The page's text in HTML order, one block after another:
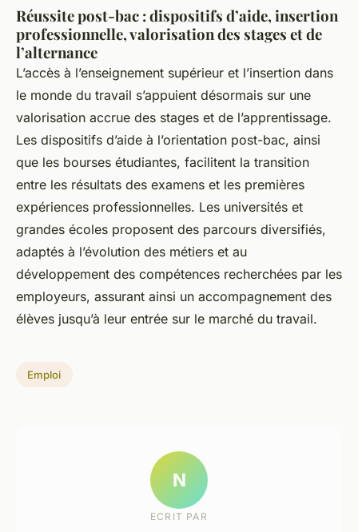
Réussite post-bac : dispositifs d’aide, insertion
professionnelle, valorisation des stages et de
l’alternance
L’accès à l’enseignement supérieur et l’insertion dans
le monde du travail s’appuient désormais sur une
valorisation accrue des stages et de l’apprentissage.
Les dispositifs d’aide à l’orientation post-bac, ainsi
que les bourses étudiantes, facilitent la transition
entre les résultats des examens et les premières
expériences professionnelles. Les universités et
grandes écoles proposent des parcours diversifiés,
adaptés à l’évolution des métiers et au
développement des compétences recherchées par les
employeurs, assurant ainsi un accompagnement des
élèves jusqu’à leur entrée sur le marché du travail.
Emploi
N
ECRIT PAR